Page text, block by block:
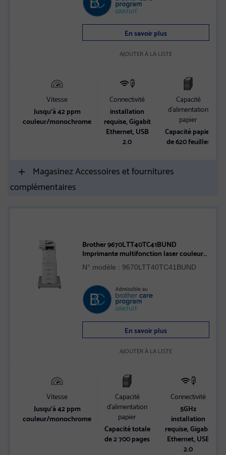
out
of
5
En savoir plus
AJOUTER À LA LISTE
Vitesse
Jusqu’à 42 ppm
couleur/monochrome
Connectivité
installation
requise, Gigabit
Ethernet, USB
2.0
Capacité
d’alimentation
papier
Capacité papier
de 620 feuilles
Magasinez Accessoires et fournitures
complémentaires
Brother 9670LTT40TC41BUND
Imprimante multifonction laser couleur
Entreprise avec tour de bacs et
stabilisateur
N° modèle : 9670LTT40TC41BUND
En savoir plus
AJOUTER À LA LISTE
Vitesse
Jusqu’à 42 ppm
couleur/monochrome
Capacité
d’alimentation
papier
Capacité totale
de 2 700 pages
Connectivité
5GHz
installation
requise, Gigabit
Ethernet, USB
2.0